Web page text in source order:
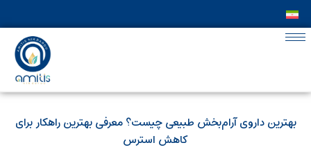
بهترین داروی آرام‌بخش طبیعی چیست؟ معرفی بهترین راهکار برای
کاهش استرس